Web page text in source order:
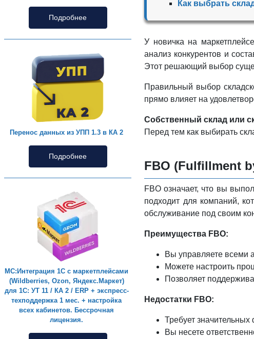
Подробнее
Перенос данных из УПП 1.3 в КА 2
Подробнее
МС:Интеграция 1С с маркетплейсами
(Wildberries, Ozon, Яндекс.Маркет)
для 1С: УТ 11 / КА 2 / ERP + экспресс-
техподдержка 1 мес. + настройка
всех кабинетов. Бессрочная
лицензия.
Как выбрать
У новичка на
анализ конкурентов и
Этот решающий выбор
Правильный выбор
прямо влияет на
Собственный склад или
Перед тем как выбирать
FBO (Fulfillment
FBO означает, что вы
подходит для компаний,
обслуживание под своим
Преимущества FBO:
Вы управляете всеми
Можете настроить
Позволяет
Недостатки FBO:
Требует
Вы несете